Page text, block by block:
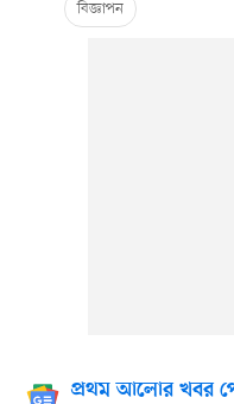
প্রথম আলোর খবর